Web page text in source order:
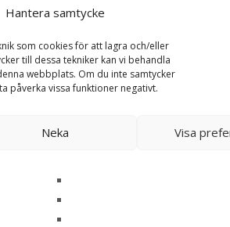
Hantera samtycke
som cookies för att lagra och/eller
till dessa tekniker kan vi behandla
webbplats. Om du inte samtycker
påverka vissa funktioner negativt.
Neka Visa
för Hund – 6 x 800 g –